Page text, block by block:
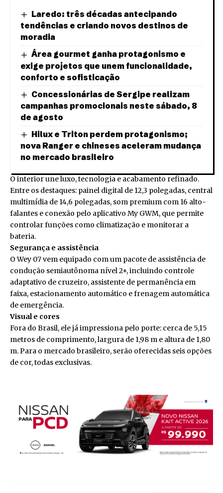
Laredo: três décadas antecipando
tendências e criando novos destinos de
moradia
Área gourmet ganha protagonismo e
exige projetos que unem funcionalidade,
conforto e sofisticação
Concessionárias de Sergipe realizam
campanhas promocionais neste sábado, 8
de agosto
Hilux e Triton perdem protagonismo;
nova Ranger e chineses aceleram mudança
no mercado brasileiro
O interior une luxo, tecnologia e acabamento refinado.
Entre os destaques: painel digital de 12,3 polegadas, central
multimídia de 14,6 polegadas, som premium com 16 alto-
falantes e conexão pelo aplicativo My GWM, que permite
controlar funções como climatização e monitorar a
bateria.
Segurança e assistência
O Wey 07 vem equipado com um pacote de assistência de
condução semiautônoma nível 2+, incluindo controle
adaptativo de cruzeiro, assistente de permanência em
faixa, estacionamento automático e frenagem automática
de emergência.
Visual e cores
Fora do Brasil, ele já impressiona pelo porte: cerca de 5,15
metros de comprimento, largura de 1,98 m e altura de 1,80
m. Para o mercado brasileiro, serão oferecidas seis opções
de cor, todas exclusivas.